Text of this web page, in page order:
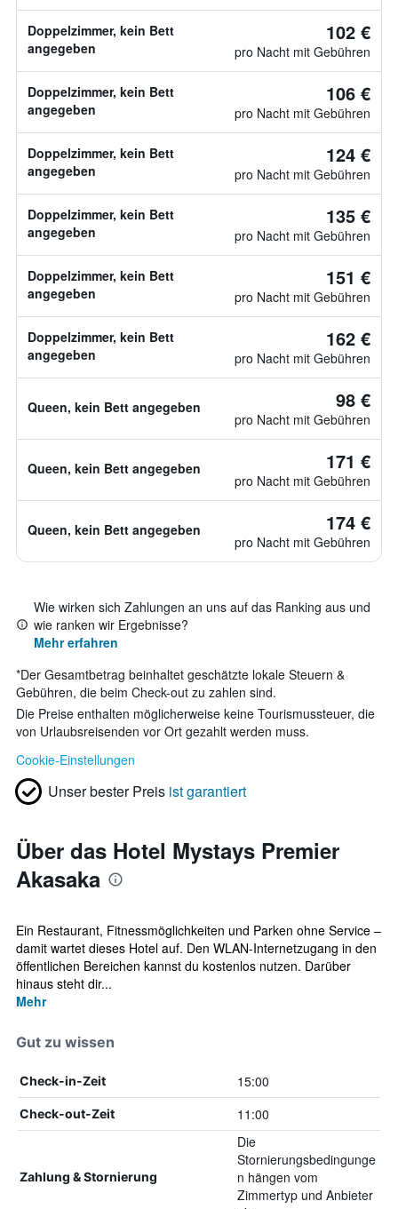
Doppelzimmer, kein Bett
angegeben
102 €
pro Nacht mit Gebühren
Doppelzimmer, kein Bett
angegeben
106 €
pro Nacht mit Gebühren
Doppelzimmer, kein Bett
angegeben
124 €
pro Nacht mit Gebühren
Doppelzimmer, kein Bett
angegeben
135 €
pro Nacht mit Gebühren
Doppelzimmer, kein Bett
angegeben
151 €
pro Nacht mit Gebühren
Doppelzimmer, kein Bett
angegeben
162 €
pro Nacht mit Gebühren
Queen, kein Bett angegeben 98 €
pro Nacht mit Gebühren
Queen, kein Bett angegeben 171 €
pro Nacht mit Gebühren
Queen, kein Bett angegeben 174 €
pro Nacht mit Gebühren
Wie wirken sich Zahlungen an uns auf das Ranking aus und
wie ranken wir Ergebnisse?
Mehr erfahren
*Der Gesamtbetrag beinhaltet geschätzte lokale Steuern &
Gebühren, die beim Check-out zu zahlen sind.
Die Preise enthalten möglicherweise keine Tourismussteuer, die
von Urlaubsreisenden vor Ort gezahlt werden muss.
Cookie-Einstellungen
Unser bester Preis ist garantiert
Über das Hotel Mystays Premier
Akasaka
Ein Restaurant, Fitnessmöglichkeiten und Parken ohne Service –
damit wartet dieses Hotel auf. Den WLAN-Internetzugang in den
öffentlichen Bereichen kannst du kostenlos nutzen. Darüber
hinaus steht dir...
Mehr
Gut zu wissen
Check-in-Zeit 15:00
Check-out-Zeit 11:00
Zahlung & Stornierung
Die
Stornierungsbedingunge
n hängen vom
Zimmertyp und Anbieter